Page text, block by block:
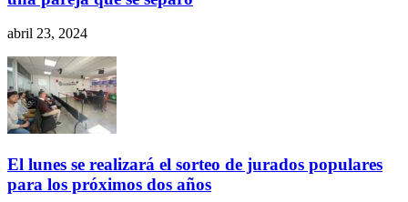
abril 23, 2024
El lunes se realizará el sorteo de jurados populares
para los próximos dos años